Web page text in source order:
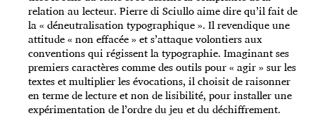
relation au lecteur. Pierre di Sciullo aime dire qu’il fait de
la « déneutralisation typographique ». Il revendique une
attitude « non effacée » et s’attaque volontiers aux
conventions qui régissent la typographie. Imaginant ses
premiers caractères comme des outils pour « agir » sur les
textes et multiplier les évocations, il choisit de raisonner
en terme de lecture et non de lisibilité, pour installer une
expérimentation de l’ordre du jeu et du déchiffrement.